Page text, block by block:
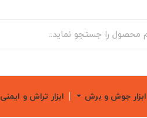
ابزار جوش و برش ابزار تراش و ایمنی